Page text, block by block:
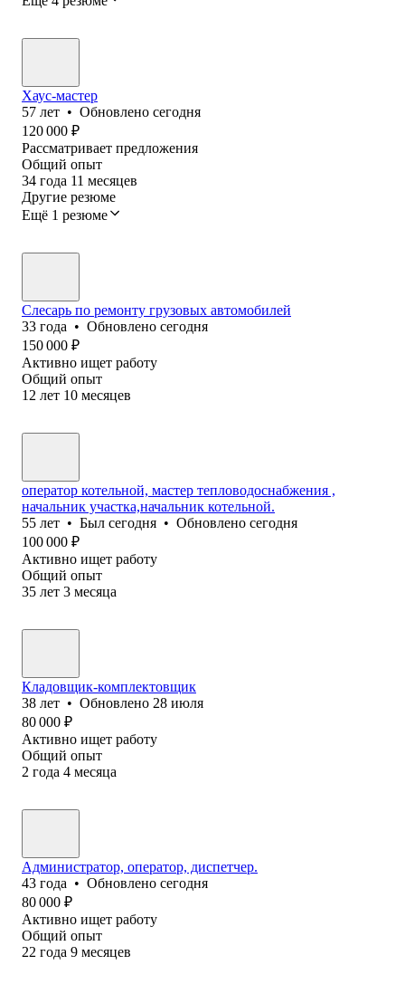
Хаус-мастер
57 лет • Обновлено сегодня
120 000 ₽
Рассматривает предложения
Общий опыт
34 года 11 месяцев
Другие резюме
Ещё 1 резюме
Слесарь по ремонту грузовых автомобилей
33 года • Обновлено сегодня
150 000 ₽
Активно ищет работу
Общий опыт
12 лет 10 месяцев
оператор котельной, мастер тепловодоснабжения ,
начальник участка,начальник котельной.
55 лет • Был сегодня • Обновлено сегодня
100 000 ₽
Активно ищет работу
Общий опыт
35 лет 3 месяца
Кладовщик-комплектовщик
38 лет • Обновлено 28 июля
80 000 ₽
Активно ищет работу
Общий опыт
2 года 4 месяца
Администратор, оператор, диспетчер.
43 года • Обновлено сегодня
80 000 ₽
Активно ищет работу
Общий опыт
22 года 9 месяцев